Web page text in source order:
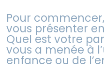
Pour
vous présenter
Quel est votre
vous a menée à
enfance ou de